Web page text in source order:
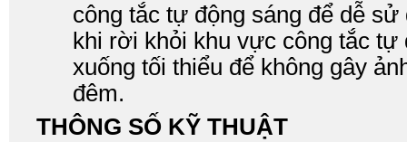
công tắc tự động sáng để dễ sử
khi rời khỏi khu vực công tắc tự
xuống tối thiểu để không gây
đêm.
THÔNG SỐ KỸ THUẬT